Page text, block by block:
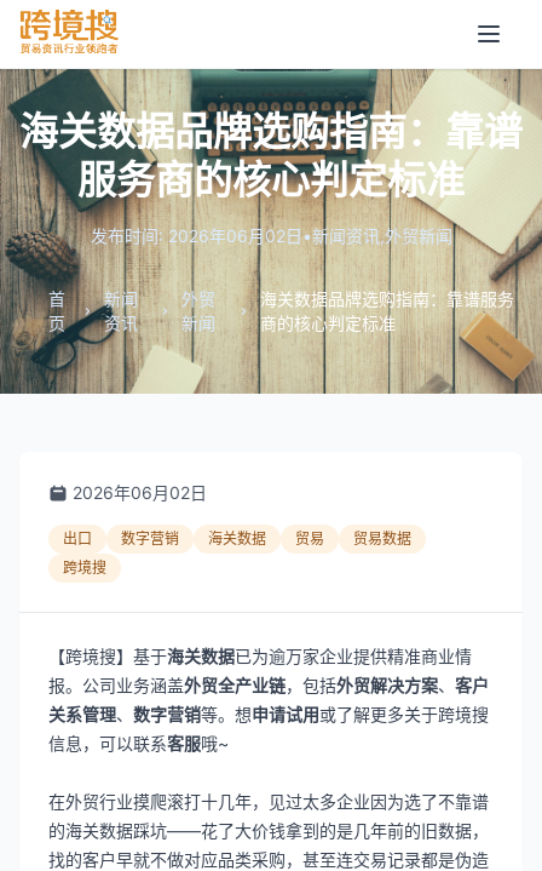
海关数据品牌选购指南：靠谱
服务商的核心判定标准
发布时间: 2026年06月02日•新闻资讯,外贸新闻
首
页
新闻
资讯
外贸
新闻
海关数据品牌选购指南：靠谱服务
商的核心判定标准
2026年06月02日
出口 数字营销 海关数据 贸易
贸易数据
跨境搜
【跨境搜】基于海关数据已为逾万家企业提供精准商业情
报。公司业务涵盖外贸全产业链，包括外贸解决方案、 客户
关系管理、 数字营销等。想申请试用或了解更多关于跨境搜
信息，可以联系客服哦~
在外贸行业摸爬滚打十几年，见过太多企业因为选了不靠谱
的海关数据踩坑——花了大价钱拿到的是几年前的旧数据，
找的客户早就不做对应品类采购，甚至连交易记录都是伪造